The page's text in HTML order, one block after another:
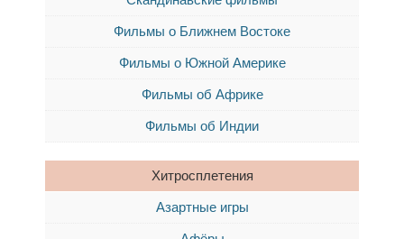
Фильмы о Ближнем Востоке
Фильмы о Южной Америке
Фильмы об Африке
Фильмы об Индии
Хитросплетения
Азартные игры